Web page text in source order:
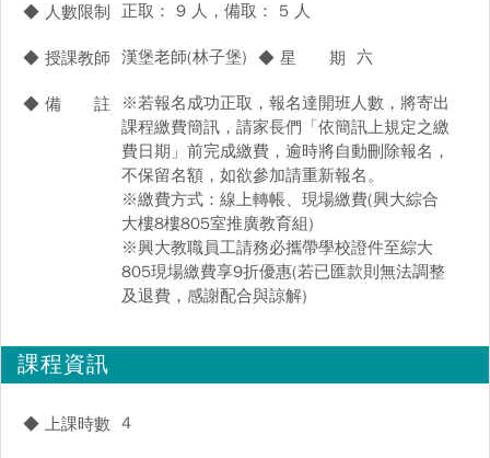
◆ 人數限制 正取： 9 人，備取： 5 人
◆ 授課教師 漢堡老師(林子堡) ◆ 星 期 六
◆ 備 註
※若報名成功正取，報名達開班人數，將寄出
課程繳費簡訊，請家長們「依簡訊上規定之繳
費日期」前完成繳費，逾時將自動刪除報名，
不保留名額，如欲參加請重新報名。
※繳費方式：線上轉帳、現場繳費(興大綜合
大樓8樓805室推廣教育組)
※興大教職員工請務必攜帶學校證件至綜大
805現場繳費享9折優惠(若已匯款則無法調整
及退費，感謝配合與諒解)
課程資訊
◆ 上課時數 4